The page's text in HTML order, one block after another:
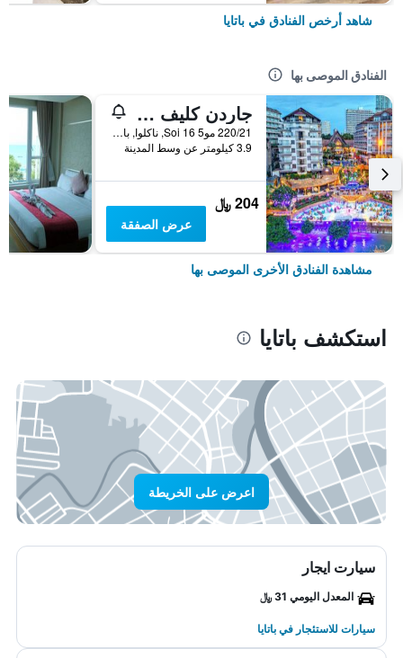
شاهد أرخص الفنادق في باتايا
الفنادق الموصى بها
جاردن كليف ريزورت آند سبا
220/21 مو5 Soi 16, ناكلوا, بانغلامونغ, باتايا, تايلاند
3.9 كيلومتر عن وسط المدينة
204 ﷼
عرض الصفقة
مشاهدة الفنادق الأخرى الموصى بها
استكشف باتايا
اعرض على الخريطة
سيارت ايجار
المعدل اليومي 31 ﷼
سيارات للاستئجار في باتايا